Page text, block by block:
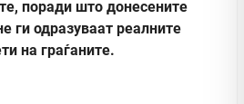
поради што донесените
ги одразуваат реалните
на граѓаните.